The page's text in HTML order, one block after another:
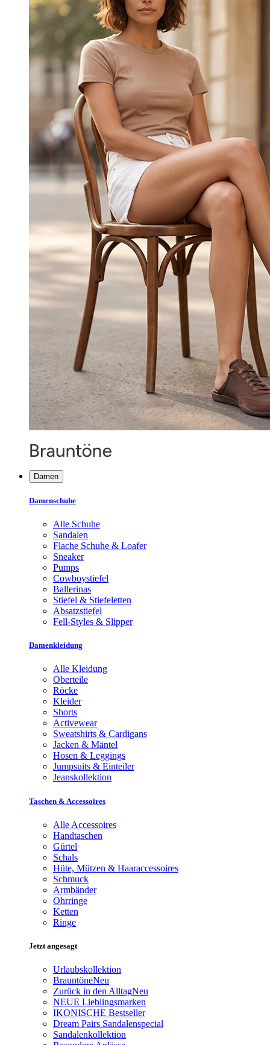
Damen
Damenschuhe
Alle Schuhe
Sandalen
Flache Schuhe & Loafer
Sneaker
Pumps
Cowboystiefel
Ballerinas
Stiefel & Stiefeletten
Absatzstiefel
Fell-Styles & Slipper
Damenkleidung
Alle Kleidung
Oberteile
Röcke
Kleider
Shorts
Activewear
Sweatshirts & Cardigans
Jacken & Mäntel
Hosen & Leggings
Jumpsuits & Einteiler
Jeanskollektion
Taschen & Accessoires
Alle Accessoires
Handtaschen
Gürtel
Schals
Hüte, Mützen & Haaraccessoires
Schmuck
Armbänder
Ohrringe
Ketten
Ringe
Jetzt angesagt
Urlaubskollektion
BrauntöneNeu
Zurück in den AlltagNeu
NEUE Lieblingsmarken
IKONISCHE Bestseller
Dream Pairs Sandalenspecial
Sandalenkollektion